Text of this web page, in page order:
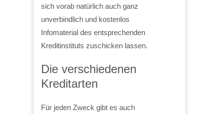
sich vorab natürlich auch ganz
unverbindlich und kostenlos
Infomaterial des entsprechenden
Kreditinstituts zuschicken lassen.
Die verschiedenen
Kreditarten
Für jeden Zweck gibt es auch